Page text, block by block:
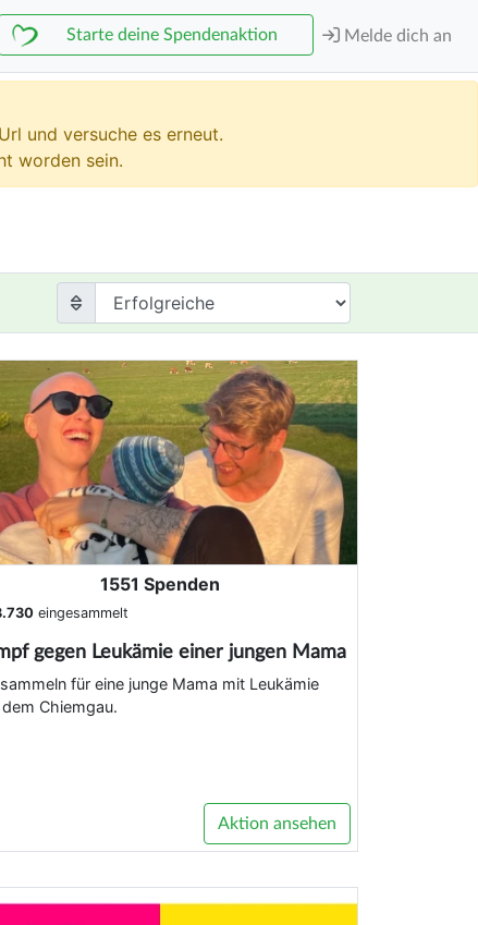
Starte deine Spendenaktion Melde dich an
und versuche es erneut.
worden sein.
1551 Spenden
eingesammelt
gegen Leukämie einer jungen Mama
für eine junge Mama mit Leukämie
Chiemgau.
Aktion ansehen